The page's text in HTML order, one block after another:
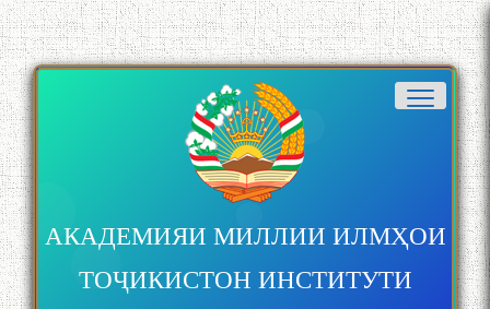
АКАДЕМИЯИ МИЛЛИИ ИЛМҲОИ
ТОҶИКИСТОН ИНСТИТУТИ